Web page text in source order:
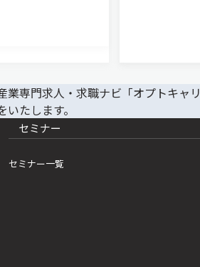
バブル崩壊後、存在
セミナー
セミナー一覧